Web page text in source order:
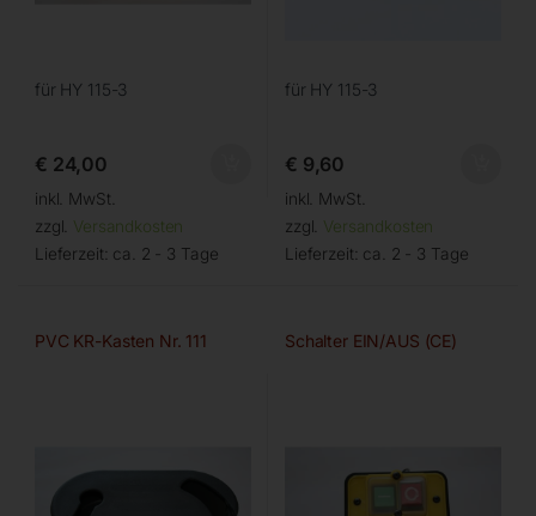
für HY 115-3
€ 24,00
inkl. MwSt.
zzgl. Versandkosten
Lieferzeit: ca. 2 - 3 Tage
für HY 115-3
€ 9,60
inkl. MwSt.
zzgl. Versandkosten
Lieferzeit: ca. 2 - 3 Tage
PVC KR-Kasten Nr. 111 Schalter EIN/AUS (CE)